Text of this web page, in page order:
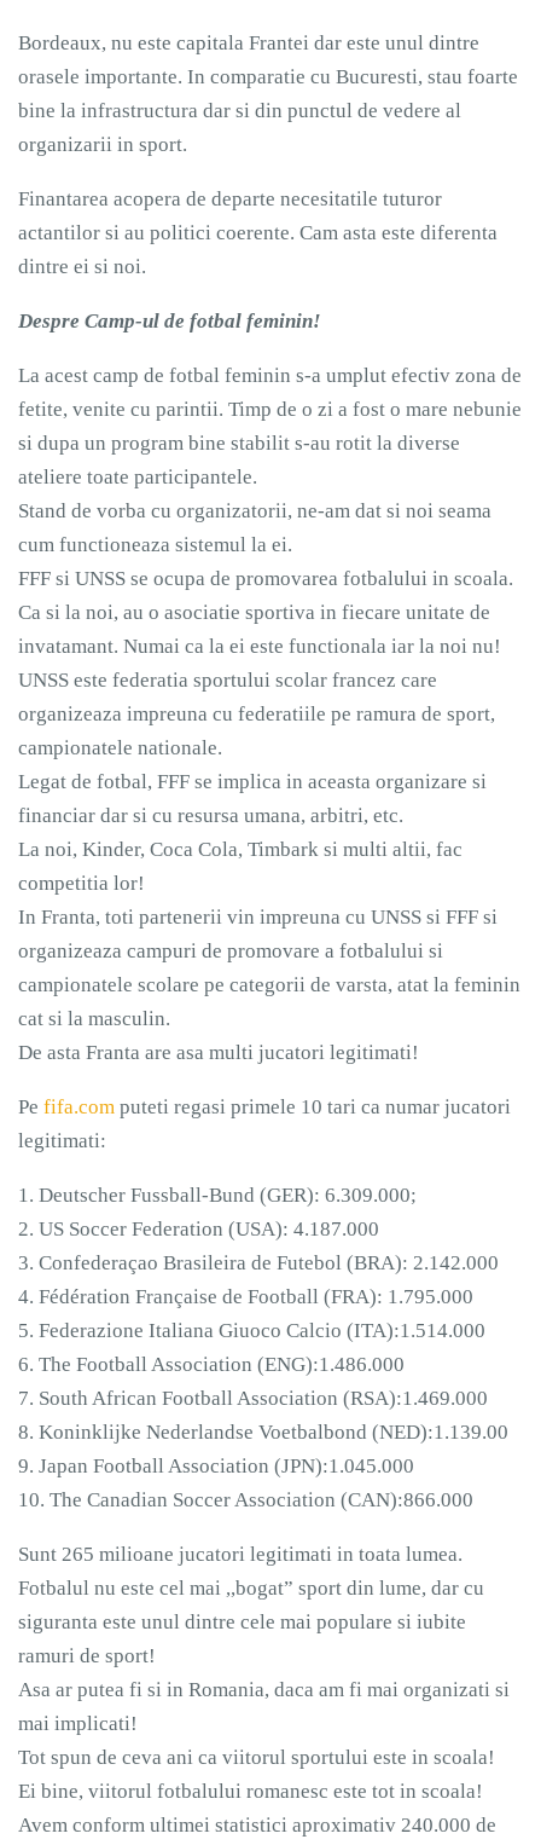
Bordeaux, nu este capitala Frantei dar este unul dintre
orasele importante. In comparatie cu Bucuresti, stau foarte
bine la infrastructura dar si din punctul de vedere al
organizarii in sport.
Finantarea acopera de departe necesitatile tuturor
actantilor si au politici coerente. Cam asta este diferenta
dintre ei si noi.
Despre Camp-ul de fotbal feminin!
La acest camp de fotbal feminin s-a umplut efectiv zona de
fetite, venite cu parintii. Timp de o zi a fost o mare nebunie
si dupa un program bine stabilit s-au rotit la diverse
ateliere toate participantele.
Stand de vorba cu organizatorii, ne-am dat si noi seama
cum functioneaza sistemul la ei.
FFF si UNSS se ocupa de promovarea fotbalului in scoala.
Ca si la noi, au o asociatie sportiva in fiecare unitate de
invatamant. Numai ca la ei este functionala iar la noi nu!
UNSS este federatia sportului scolar francez care
organizeaza impreuna cu federatiile pe ramura de sport,
campionatele nationale.
Legat de fotbal, FFF se implica in aceasta organizare si
financiar dar si cu resursa umana, arbitri, etc.
La noi, Kinder, Coca Cola, Timbark si multi altii, fac
competitia lor!
In Franta, toti partenerii vin impreuna cu UNSS si FFF si
organizeaza campuri de promovare a fotbalului si
campionatele scolare pe categorii de varsta, atat la feminin
cat si la masculin.
De asta Franta are asa multi jucatori legitimati!
Pe fifa.com puteti regasi primele 10 tari ca numar jucatori
legitimati:
1. Deutscher Fussball-Bund (GER): 6.309.000;
2. US Soccer Federation (USA): 4.187.000
3. Confederaçao Brasileira de Futebol (BRA): 2.142.000
4. Fédération Française de Football (FRA): 1.795.000
5. Federazione Italiana Giuoco Calcio (ITA):1.514.000
6. The Football Association (ENG):1.486.000
7. South African Football Association (RSA):1.469.000
8. Koninklijke Nederlandse Voetbalbond (NED):1.139.00
9. Japan Football Association (JPN):1.045.000
10. The Canadian Soccer Association (CAN):866.000
Sunt 265 milioane jucatori legitimati in toata lumea.
Fotbalul nu este cel mai ,,bogat” sport din lume, dar cu
siguranta este unul dintre cele mai populare si iubite
ramuri de sport!
Asa ar putea fi si in Romania, daca am fi mai organizati si
mai implicati!
Tot spun de ceva ani ca viitorul sportului este in scoala!
Ei bine, viitorul fotbalului romanesc este tot in scoala!
Avem conform ultimei statistici aproximativ 240.000 de